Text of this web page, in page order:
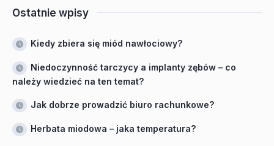
Ostatnie wpisy
Kiedy zbiera się miód nawłociowy?
Niedoczynność tarczycy a implanty zębów – co
należy wiedzieć na ten temat?
Jak dobrze prowadzić biuro rachunkowe?
Herbata miodowa – jaka temperatura?